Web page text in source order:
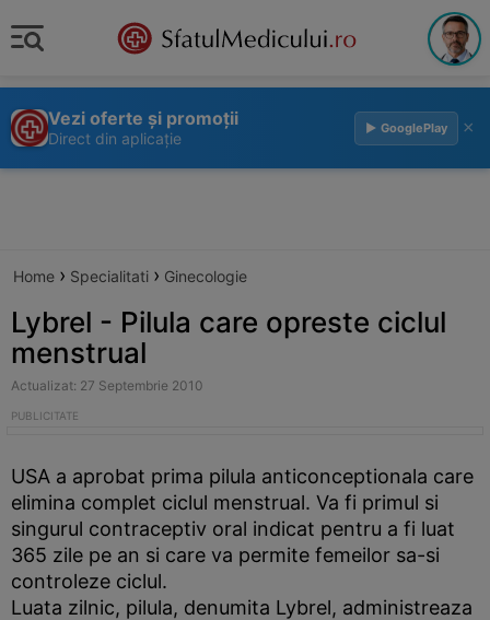
Vezi oferte și promoții
Direct din aplicație
▶ GooglePlay ×
Home › Specialitati › Ginecologie
Lybrel - Pilula care opreste ciclul
menstrual
Actualizat: 27 Septembrie 2010
USA a aprobat prima pilula anticonceptionala care
elimina complet ciclul menstrual. Va fi primul si
singurul contraceptiv oral indicat pentru a fi luat
365 zile pe an si care va permite femeilor sa-si
controleze ciclul.
Luata zilnic, pilula, denumita Lybrel, administreaza